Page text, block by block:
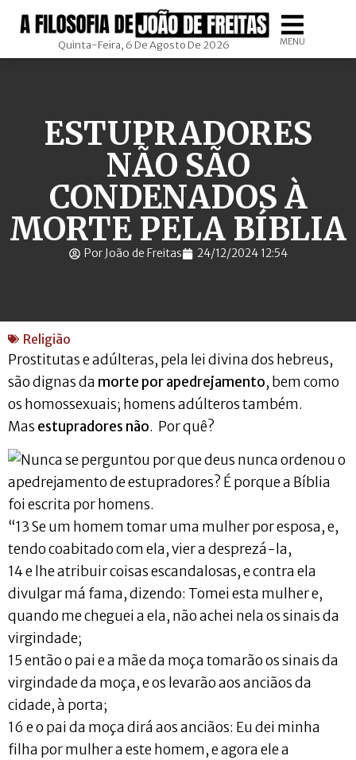
Quinta-Feira, 6 De Agosto De 2026 MENU
ESTUPRADORES
NÃO SÃO
CONDENADOS À
MORTE PELA BÍBLIA
Por João de Freitas 24/12/2024 12:54
Religião
Prostitutas e adúlteras, pela lei divina dos hebreus,
são dignas da morte por apedrejamento, bem como
os homossexuais; homens adúlteros também.
Mas estupradores não. Por quê?
“13 Se um homem tomar uma mulher por esposa, e,
tendo coabitado com ela, vier a desprezá-la,
14 e lhe atribuir coisas escandalosas, e contra ela
divulgar má fama, dizendo: Tomei esta mulher e,
quando me cheguei a ela, não achei nela os sinais da
virgindade;
15 então o pai e a mãe da moça tomarão os sinais da
virgindade da moça, e os levarão aos anciãos da
cidade, à porta;
16 e o pai da moça dirá aos anciãos: Eu dei minha
filha por mulher a este homem, e agora ele a